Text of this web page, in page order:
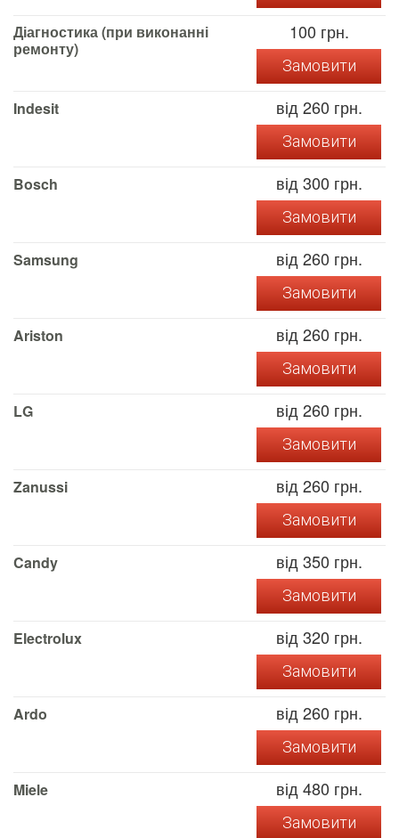
Діагностика (при виконанні
ремонту)
100 грн.
Замовити
Indesit від 260 грн.
Замовити
Bosch від 300 грн.
Замовити
Samsung від 260 грн.
Замовити
Ariston від 260 грн.
Замовити
LG від 260 грн.
Замовити
Zanussi від 260 грн.
Замовити
Candy від 350 грн.
Замовити
Electrolux від 320 грн.
Замовити
Ardo від 260 грн.
Замовити
Miele від 480 грн.
Замовити